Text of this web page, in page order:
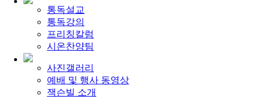
통독설교
통독강의
프리칭칼럼
시온찬양팀
사진갤러리
예배 및 행사 동영상
잭슨빌 소개